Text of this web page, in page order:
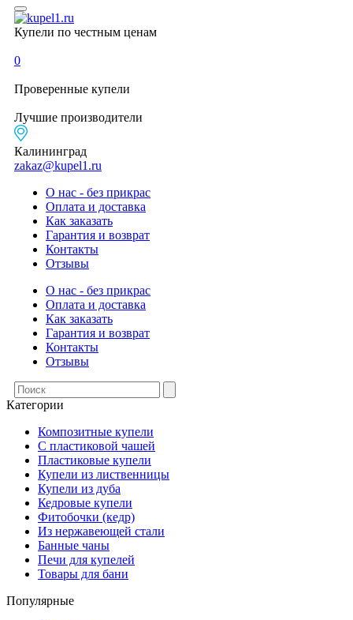
Купели по честным ценам
0
Проверенные купели
Лучшие производители
Калининград
zakaz@kupel1.ru
О нас - без прикрас
Оплата и доставка
Как заказать
Гарантия и возврат
Контакты
Отзывы
О нас - без прикрас
Оплата и доставка
Как заказать
Гарантия и возврат
Контакты
Отзывы
Категории
Композитные купели
С пластиковой чашей
Пластиковые купели
Купели из лиственницы
Купели из дуба
Кедровые купели
Фитобочки (кедр)
Из нержавеющей стали
Банные чаны
Печи для купелей
Товары для бани
Популярные